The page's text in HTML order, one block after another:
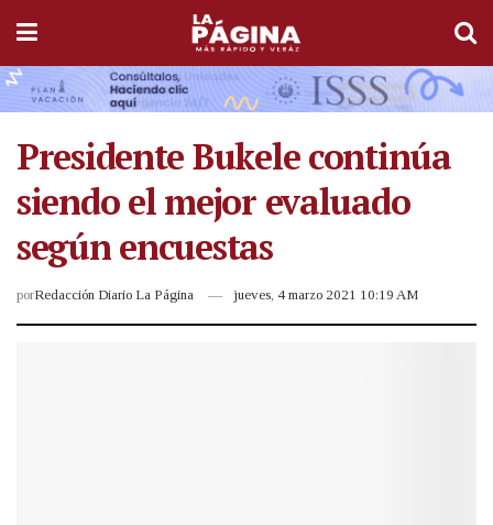
Presidente Bukele continúa
siendo el mejor evaluado
según encuestas
porRedacción Diario La Página jueves, 4 marzo 2021 10:19 AM